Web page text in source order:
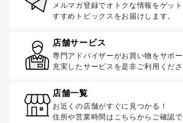
メルマガ登録でオトクな情報をゲッ
すすめトピックスをお届けします。
店舗サービス
専門アドバイザーがお買い物をサポー
充実したサービスを是非ご利用くださ
店舗一覧
お近くの店舗がすぐに見つかる！
住所や営業時間はこちらからご確認で